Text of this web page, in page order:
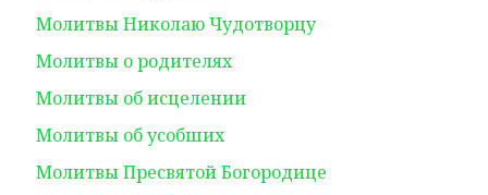
Молитвы Николаю Чудотворцу
Молитвы о родителях
Молитвы об исцелении
Молитвы об усобших
Молитвы Пресвятой Богородице